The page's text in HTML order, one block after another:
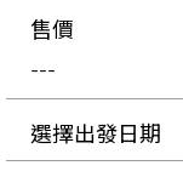
售價
---
選擇出發日期